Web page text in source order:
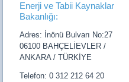
Enerji ve Tabii Kaynaklar
Bakanlığı:
Adres: İnönü Bulvarı No:27
06100 BAHÇELİEVLER /
ANKARA / TÜRKİYE
Telefon: 0 312 212 64 20